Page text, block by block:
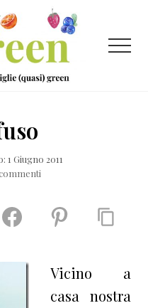
Menu
1 Giugno 2011
Vicino a
casa nostra